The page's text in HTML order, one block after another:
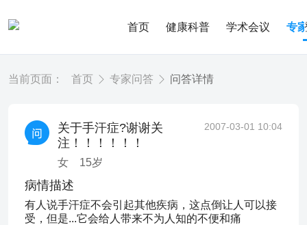
首页 健康科普 学术会议 专
当前页面： 首页 专家问答 问答详情
关于手汗症?谢谢关
注！！！！！！
女 15岁
2007-03-01 10:04
病情描述
有人说手汗症不会引起其他疾病，这点倒让人可以接
受，但是...它会给人带来不为人知的不便和痛